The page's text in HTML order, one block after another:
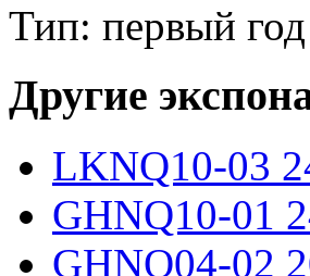
Тип: первый
Другие
LKNQ10-03
GHNQ10-01
GHNQ04-02